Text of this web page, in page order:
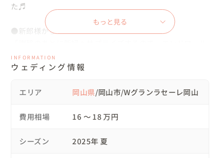
た♬
●新郎様から
作成が間に合えば、撮影してほしいです」とご依頼いただ
き、「後日納品の映像に収録できるように、努力しま
チャペル控室で、新婦様から新郎様へサプライズ『ハート
ことはないのですが、おふたりの特別な表情を残すために
もっと見る
INFORMATION
ウェディング情報
エリア 岡山県/岡山市/Wグランラセーレ岡山
費用相場 16 〜 18 万円
シーズン 2025年 夏